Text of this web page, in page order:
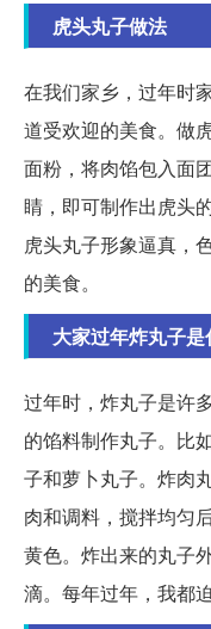
虎头丸子做法
在我们家乡，过年时
道受欢迎的美食。做
面粉，将肉馅包入面
睛，即可制作出虎头
虎头丸子形象逼真，
的美食。
大家过年炸丸子是
过年时，炸丸子是许
的馅料制作丸子。比
子和萝卜丸子。炸肉
肉和调料，搅拌均匀
黄色。炸出来的丸子
滴。每年过年，我都